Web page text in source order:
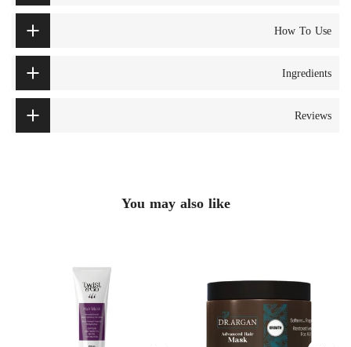
How To Use
Ingredients
Reviews
You may also like